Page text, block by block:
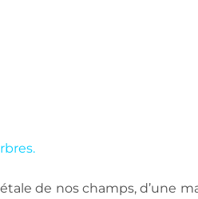
de nos champs, d’une